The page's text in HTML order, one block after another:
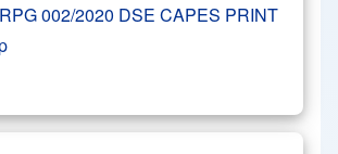
002/2020 DSE CAPES PRINT